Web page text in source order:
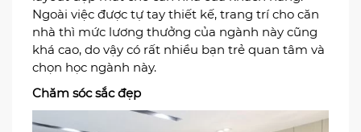
Thiết kế nội thất là công việc mang lại vẻ đẹp cho
căn nhà (Ảnh: Internet)
Nhu cầu bài trí, tân trang nhà cửa đang ngày
càng tăng cao trong những năm trở lại đây, vì
vậy, ngành thiết kế nội thất theo đó cũng ngày
cho các bạn học viên nắm được những quy tắc